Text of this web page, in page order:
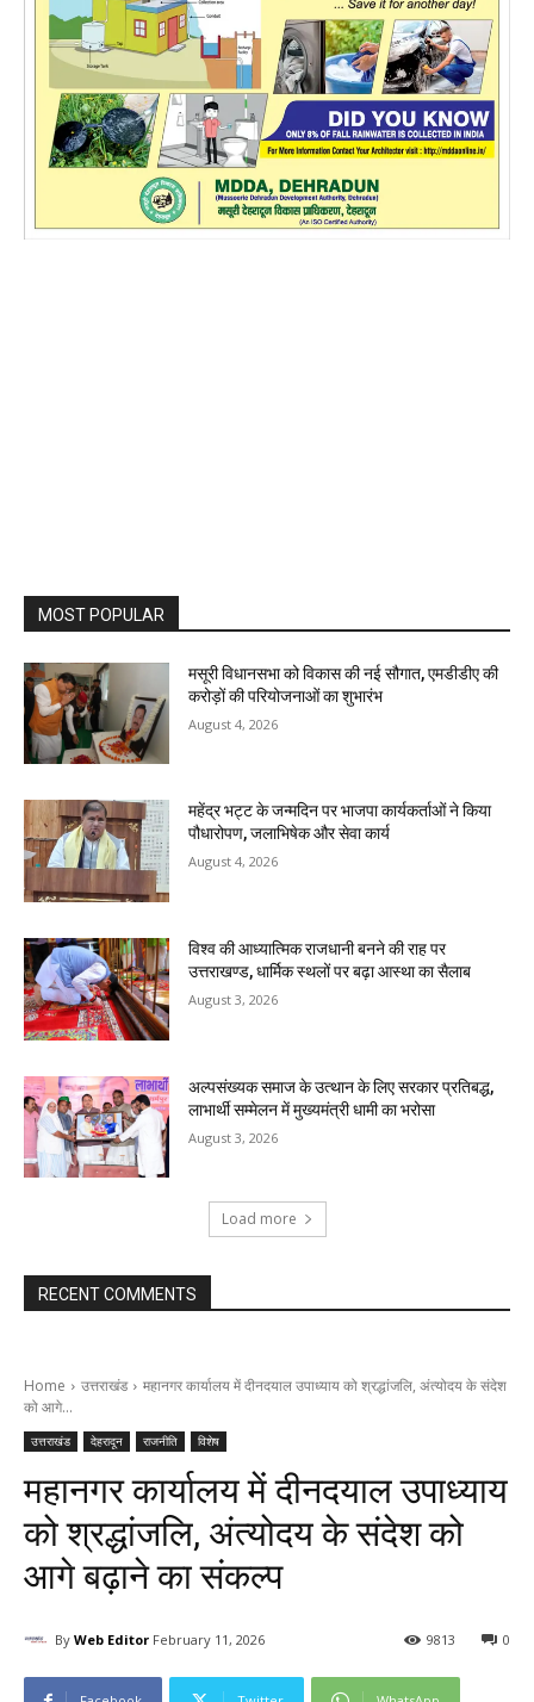
MOST POPULAR
मसूरी विधानसभा को विकास की नई सौगात, एमडीडीए की
करोड़ों की परियोजनाओं का शुभारंभ
August 4, 2026
महेंद्र भट्ट के जन्मदिन पर भाजपा कार्यकर्ताओं ने किया
पौधारोपण, जलाभिषेक और सेवा कार्य
August 4, 2026
विश्व की आध्यात्मिक राजधानी बनने की राह पर
उत्तराखण्ड, धार्मिक स्थलों पर बढ़ा आस्था का सैलाब
August 3, 2026
अल्पसंख्यक समाज के उत्थान के लिए सरकार प्रतिबद्ध,
लाभार्थी सम्मेलन में मुख्यमंत्री धामी का भरोसा
August 3, 2026
Load more
RECENT COMMENTS